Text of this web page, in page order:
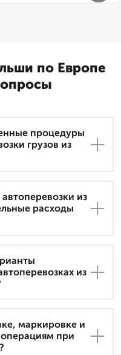
по Европе
процедуры
грузов из
из
расходы
из
маркировке и
при